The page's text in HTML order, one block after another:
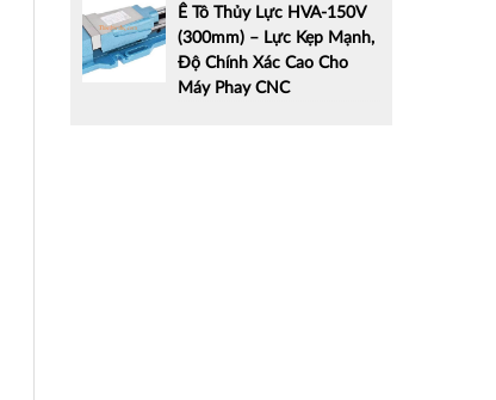
Ê Tô Thủy Lực HVA-150V
(300mm) – Lực Kẹp Mạnh,
Độ Chính Xác Cao Cho
Máy Phay CNC